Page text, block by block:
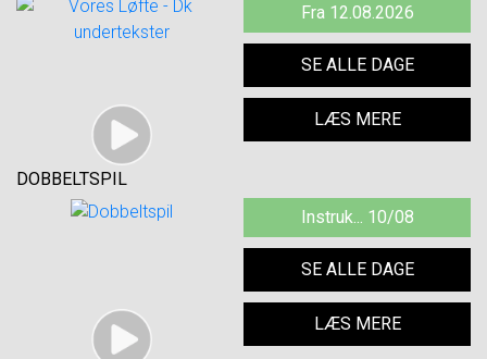
Fra 12.08.2026
SE ALLE DAGE
LÆS MERE
DOBBELTSPIL
Instruk... 10/08
SE ALLE DAGE
LÆS MERE